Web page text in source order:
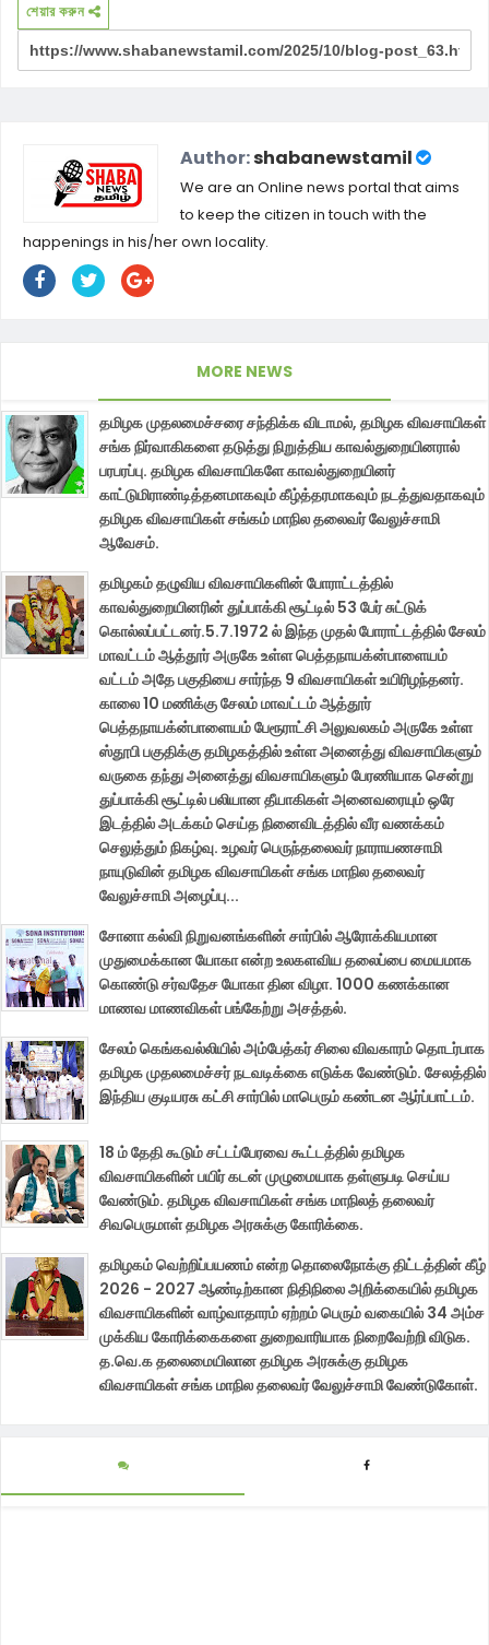
শেয়ার করুন
Author:shabanewstamil
We are an Online news portal that aims
to keep the citizen in touch with the
happenings in his/her own locality.
MORE NEWS
தமிழக முதலமைச்சரை சந்திக்க விடாமல், தமிழக விவசாயிகள்
சங்க நிர்வாகிகளை தடுத்து நிறுத்திய காவல்துறையினரால்
பரபரப்பு. தமிழக விவசாயிகளே காவல்துறையினர்
காட்டுமிராண்டித்தனமாகவும் கீழ்த்தரமாகவும் நடத்துவதாகவும்
தமிழக விவசாயிகள் சங்கம் மாநில தலைவர் வேலுச்சாமி
ஆவேசம்.
தமிழகம் தழுவிய விவசாயிகளின் போராட்டத்தில்
காவல்துறையினரின் துப்பாக்கி சூட்டில் 53 பேர் சுட்டுக்
கொல்லப்பட்டனர்.5.7.1972 ல் இந்த முதல் போராட்டத்தில் சேலம்
மாவட்டம் ஆத்தூர் அருகே உள்ள பெத்தநாயக்ன்பாளையம்
வட்டம் அதே பகுதியை சார்ந்த 9 விவசாயிகள் உயிரிழந்தனர்.
காலை 10 மணிக்கு சேலம் மாவட்டம் ஆத்தூர்
பெத்தநாயக்ன்பாளையம் பேரூராட்சி அலுவலகம் அருகே உள்ள
ஸ்தூபி பகுதிக்கு தமிழகத்தில் உள்ள அனைத்து விவசாயிகளும்
வருகை தந்து அனைத்து விவசாயிகளும் பேரணியாக சென்று
துப்பாக்கி சூட்டில் பலியான தீயாகிகள் அனைவரையும் ஒரே
இடத்தில் அடக்கம் செய்த நினைவிடத்தில் வீர வணக்கம்
செலுத்தும் நிகழ்வு. உழவர் பெருந்தலைவர் நாராயணசாமி
நாயுடுவின் தமிழக விவசாயிகள் சங்க மாநில தலைவர்
வேலுச்சாமி அழைப்பு...
சோனா கல்வி நிறுவனங்களின் சார்பில் ஆரோக்கியமான
முதுமைக்கான யோகா என்ற உலகளவிய தலைப்பை மையமாக
கொண்டு சர்வதேச யோகா தின விழா. 1000 கணக்கான
மாணவ மாணவிகள் பங்கேற்று அசத்தல்.
சேலம் கெங்கவல்லியில் அம்பேத்கர் சிலை விவகாரம் தொடர்பாக
தமிழக முதலமைச்சர் நடவடிக்கை எடுக்க வேண்டும். சேலத்தில்
இந்திய குடியரசு கட்சி சார்பில் மாபெரும் கண்டன ஆர்ப்பாட்டம்.
18 ம் தேதி கூடும் சட்டப்பேரவை கூட்டத்தில் தமிழக
விவசாயிகளின் பயிர் கடன் முழுமையாக தள்ளுபடி செய்ய
வேண்டும். தமிழக விவசாயிகள் சங்க மாநிலத் தலைவர்
சிவபெருமாள் தமிழக அரசுக்கு கோரிக்கை.
தமிழகம் வெற்றிப்பயணம் என்ற தொலைநோக்கு திட்டத்தின் கீழ்
2026 - 2027 ஆண்டிற்கான நிதிநிலை அறிக்கையில் தமிழக
விவசாயிகளின் வாழ்வாதாரம் ஏற்றம் பெரும் வகையில் 34 அம்ச
முக்கிய கோரிக்கைகளை துறைவாரியாக நிறைவேற்றி விடுக.
த.வெ.க தலைமையிலான தமிழக அரசுக்கு தமிழக
விவசாயிகள் சங்க மாநில தலைவர் வேலுச்சாமி வேண்டுகோள்.